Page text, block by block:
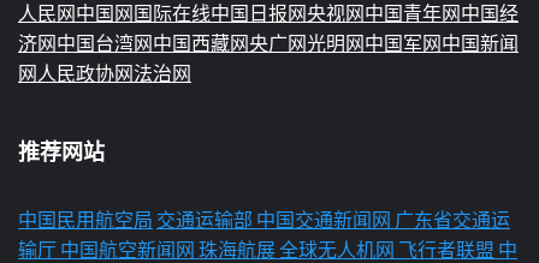
人民网中国网 国际在线中国日报网央视网中国青年网中国经
济网中国台湾网中国西藏网央广网光明网中国军网中国新闻
网 人民政协网法治网
推荐网站
中国民用航空局 交通运输部 中国交通新闻网 广东省交通运
输厅 中国航空新闻网 珠海航展全球无人机网 飞行者联盟 中